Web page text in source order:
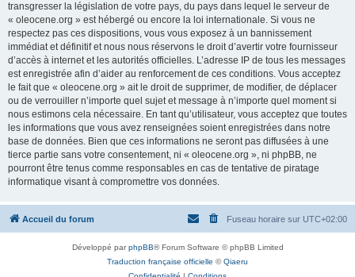
transgresser la législation de votre pays, du pays dans lequel le serveur de
« oleocene.org » est hébergé ou encore la loi internationale. Si vous ne
respectez pas ces dispositions, vous vous exposez à un bannissement
immédiat et définitif et nous nous réservons le droit d’avertir votre fournisseur
d’accès à internet et les autorités officielles. L’adresse IP de tous les messages
est enregistrée afin d’aider au renforcement de ces conditions. Vous acceptez
le fait que « oleocene.org » ait le droit de supprimer, de modifier, de déplacer
ou de verrouiller n’importe quel sujet et message à n’importe quel moment si
nous estimons cela nécessaire. En tant qu’utilisateur, vous acceptez que toutes
les informations que vous avez renseignées soient enregistrées dans notre
base de données. Bien que ces informations ne seront pas diffusées à une
tierce partie sans votre consentement, ni « oleocene.org », ni phpBB, ne
pourront être tenus comme responsables en cas de tentative de piratage
informatique visant à compromettre vos données.
Accueil du forum Fuseau horaire sur UTC+02:00
Développé parphpBB® Forum Software © phpBB Limited
Traduction française officielle ©Qiaeru